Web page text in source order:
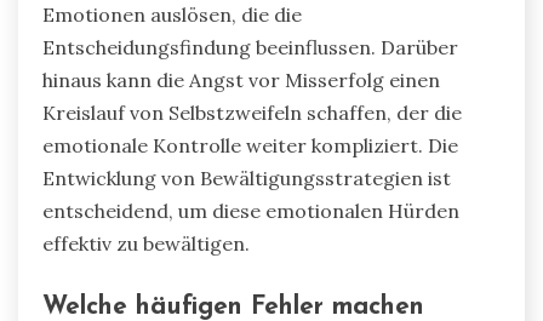
Emotionen auslösen, die die
Entscheidungsfindung beeinflussen. Darüber
hinaus kann die Angst vor Misserfolg einen
Kreislauf von Selbstzweifeln schaffen, der die
emotionale Kontrolle weiter kompliziert. Die
Entwicklung von Bewältigungsstrategien ist
entscheidend, um diese emotionalen Hürden
effektiv zu bewältigen.
Welche häufigen Fehler machen